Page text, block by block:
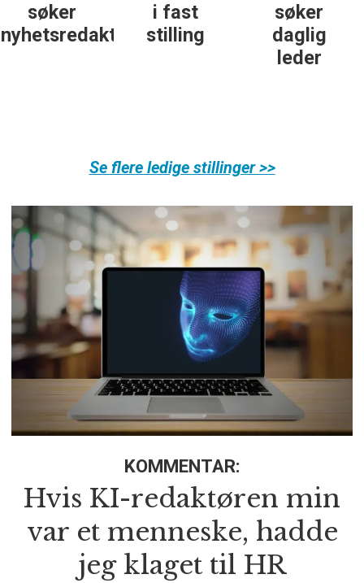
i fast
stilling
søker
daglig
personlig
økonomi
Se flere ledige stillinger >>
KOMMENTAR:
Hvis KI-redaktøren min
var et menneske, hadde
jeg klaget til HR